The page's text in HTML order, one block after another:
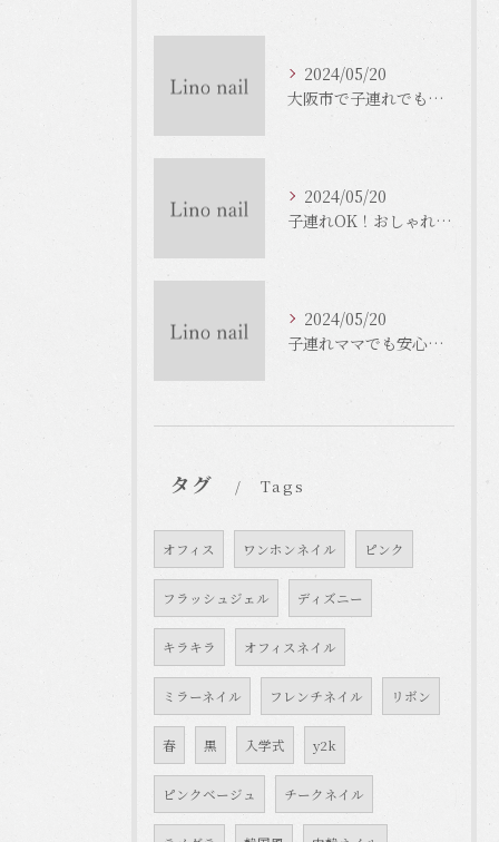
2024/05/20
大阪市で子連れでもOKなネイルサロンがいっぱい！
2024/05/20
子連れOK！おしゃれな大阪市のネイルサロンをご紹介！
2024/05/20
子連れママでも安心！大阪のネイルサロンで癒しのひとときを
タグ Tags
オフィス ワンホンネイル ピンク
フラッシュジェル ディズニー
キラキラ オフィスネイル
ミラーネイル フレンチネイル リボン
春 黒 入学式 y2k
ピンクベージュ チークネイル